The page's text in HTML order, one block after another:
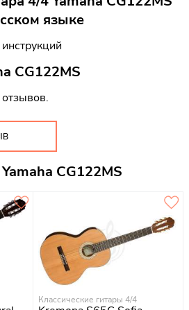
языке
CG122MS
CG122MS
Классические гитары 4/4